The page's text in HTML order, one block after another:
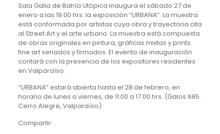
Sala Galia de Bahía Utópica inaugura el sábado 27 de
enero a las 19:00 hrs. la exposición “URBANA”. La muestra
está conformada por artistas cuya obra y trayectoria cita
al Street Art y el arte urbano. La muestra está compuesta
de obras originales en pintura, gráficas mixtas y prints
fine art seriados y firmados. El evento de inauguración
contará con la presencia de los expositores residentes
en Valparaíso.
“URBANA” estará abierta hasta el 28 de febrero, en
horario de lunes a viernes, de 11:00 a 17:00 hrs. (Galos 685.
Cerro Alegre, Valparaíso)
Compartir: